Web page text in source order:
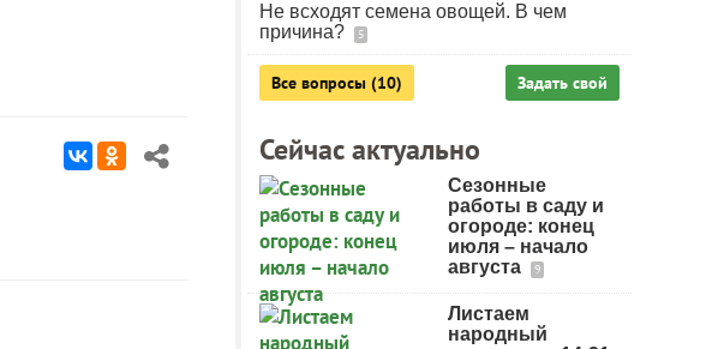
Не всходят семена овощей. В чем
причина?
5
Все вопросы (10) Задать свой
Сейчас актуально
Сезонные
работы в саду и
огороде: конец
июля – начало
августа
9
Листаем
народный